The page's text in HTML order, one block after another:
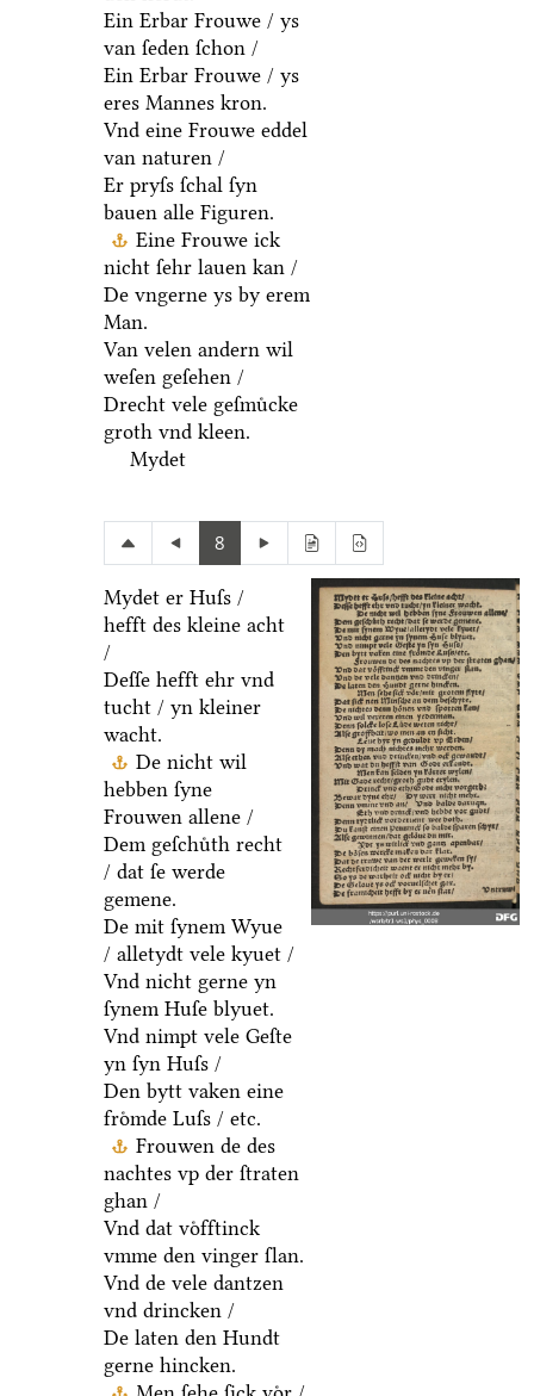
Ein Erbar Frouwe / ys
van ſeden ſchon /
Ein Erbar Frouwe / ys
eres Mannes kron.
Vnd eine Frouwe eddel
van naturen /
Er pryſs ſchal ſyn
bauen alle Figuren.
Eine Frouwe ick
nicht ſehr lauen kan /
De vngerne ys by erem
Man.
Van velen andern wil
weſen geſehen /
Drecht vele geſmuͤcke
groth vnd kleen.
Mydet
8
Mydet er Huſs /
hefft des kleine acht
/
Deſſe hefft ehr vnd
tucht / yn kleiner
wacht.
De nicht wil
hebben ſyne
Frouwen allene /
Dem geſchuͤth recht
/ dat ſe werde
gemene.
De mit ſynem Wyue
/ alletydt vele kyuet /
Vnd nicht gerne yn
ſynem Huſe blyuet.
Vnd nimpt vele Geſte
yn ſyn Huſs /
Den bytt vaken eine
froͤmde Luſs / etc.
Frouwen de des
nachtes vp der ſtraten
ghan /
Vnd dat voͤfftinck
vmme den vinger ſlan.
Vnd de vele dantzen
vnd drincken /
De laten den Hundt
gerne hincken.